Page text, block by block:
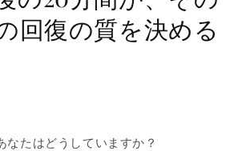
回復の質を決める
なたはどうしていますか？